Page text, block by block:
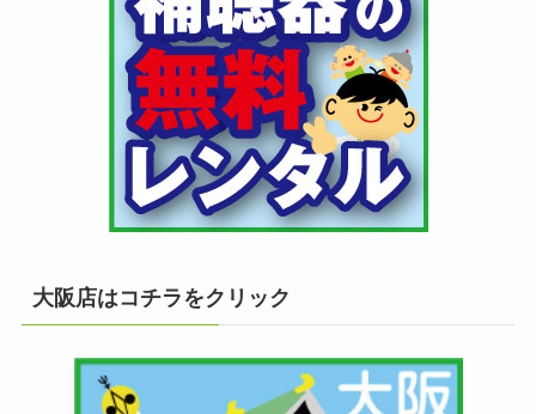
大阪店はコチラをクリック